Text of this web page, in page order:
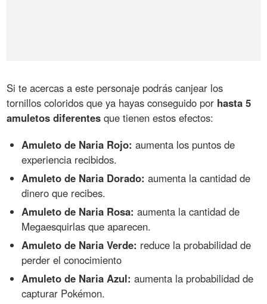
Si te acercas a este personaje podrás canjear los
tornillos coloridos que ya hayas conseguido por hasta 5
amuletos diferentes que tienen estos efectos:
Amuleto de Naria Rojo: aumenta los puntos de
experiencia recibidos.
Amuleto de Naria Dorado: aumenta la cantidad de
dinero que recibes.
Amuleto de Naria Rosa: aumenta la cantidad de
Megaesquirlas que aparecen.
Amuleto de Naria Verde: reduce la probabilidad de
perder el conocimiento
Amuleto de Naria Azul: aumenta la probabilidad de
capturar Pokémon.